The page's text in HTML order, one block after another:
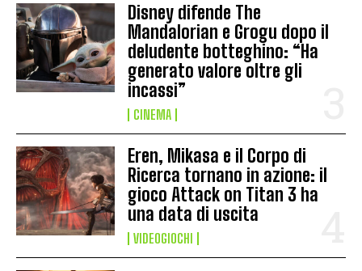
Disney difende The
Mandalorian e Grogu dopo il
deludente botteghino: “Ha
generato valore oltre gli
incassi”
CINEMA
Eren, Mikasa e il Corpo di
Ricerca tornano in azione: il
gioco Attack on Titan 3 ha
una data di uscita
VIDEOGIOCHI